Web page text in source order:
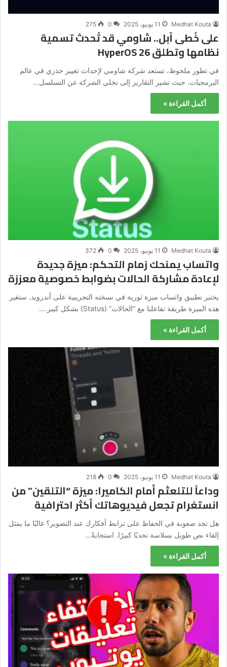
Medhat Kouta 11 يونيو، 2025 0
275
على خُطى آبل.. شاومي قد تُحدث تسمية
نظامها وتطلق HyperOS 26
في تطور ملحوظ، تستعد شركة شاومي لإحداث تغيير جذري في عالم
البرمجيات. حيث تشير التقارير إلى تخلي الشركة عن التسلسل…
أكمل القراءة »
Medhat Kouta 11 يونيو، 2025 0
372
واتساب يمنحك زمام التحكم: ميزة جديدة
لإعادة مشاركة الحالات بضوابط خصوصية معززة
يختبر تطبيق واتساب ميزة ثورية في نسخته التجريبية على أندرويد. ستغير
هذه الميزة طريقة تفاعلنا مع “الحالات” (Status) بشكل كبير.…
أكمل القراءة »
Medhat Kouta 11 يونيو، 2025 0
218
وداعاً للتلعثم أمام الكاميرا: ميزة “التلقين” من
انستغرام تجعل فيديوهاتك أكثر احترافية
هل تجد صعوبة في الحفاظ على ترابط أفكارك عند التصوير؟ غالبًا ما يمثل
إلقاء نص طويل بسلاسة تحديًا كبيرًا. استجابةً…
أكمل القراءة »